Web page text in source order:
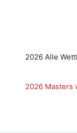
2026 Alle
2026 Masters